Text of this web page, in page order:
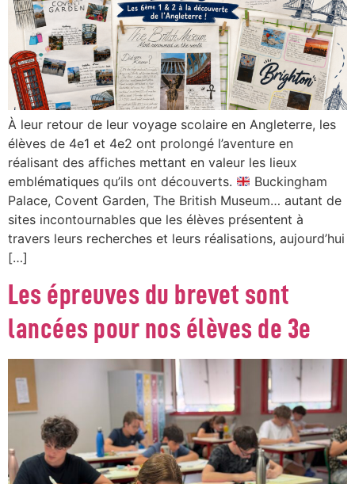
À leur retour de leur voyage scolaire en Angleterre, les
élèves de 4e1 et 4e2 ont prolongé l’aventure en
réalisant des affiches mettant en valeur les lieux
emblématiques qu’ils ont découverts.
Buckingham
Palace, Covent Garden, The British Museum… autant de
sites incontournables que les élèves présentent à
travers leurs recherches et leurs réalisations, aujourd’hui
[…]
Les épreuves du brevet sont
lancées pour nos élèves de 3e